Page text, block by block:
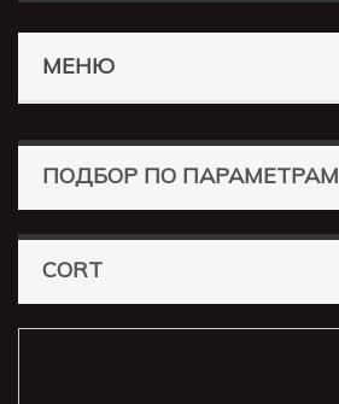
МЕНЮ
ПОДБОР ПО ПАРАМЕТРАМ
CORT